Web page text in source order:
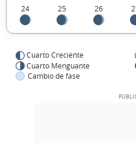
24 25 26
Cuarto Creciente
Cuarto Menguante
Cambio de fase